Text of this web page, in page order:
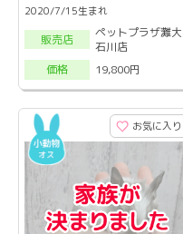
2020/7/15生まれ
販売店
ペットプラザ灘大
石川店
価格
19,800円
お気に入り